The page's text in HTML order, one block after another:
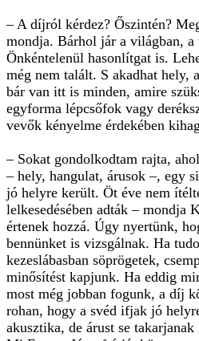
– A díjról kérdez? Őszintén?
mondja. Bárhol jár a világban, a
Önkéntelenül hasonlítgat is.
még nem talált. S akadhat hely,
bár van itt is minden, amire
egyforma lépcsőfok vagy
vevők kényelme érdekében
– Sokat gondolkodtam rajta,
– hely, hangulat, árusok –, egy
jó helyre került. Öt éve nem
lelkesedésében adták – mondja
értenek hozzá. Úgy nyertünk,
bennünket is vizsgálnak. Ha
kezeslábasban söprögetek,
minősítést kapjunk. Ha eddig
most még jobban fogunk, a díj
rohan, hogy a svéd ifjak jó
akusztika, de árust se takarjanak